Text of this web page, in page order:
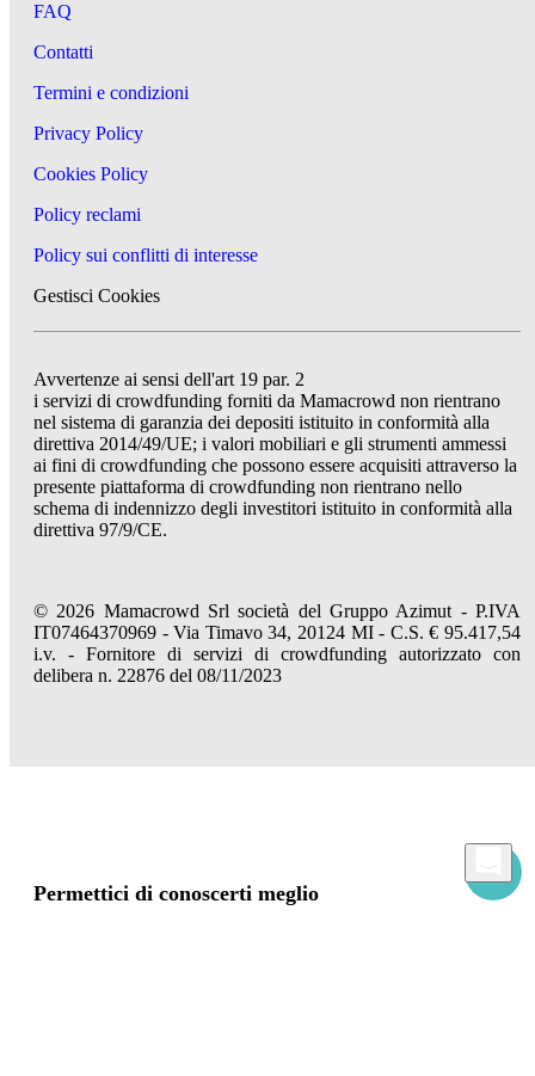
FAQ
Contatti
Termini e condizioni
Privacy Policy
Cookies Policy
Policy reclami
Policy sui conflitti di interesse
Gestisci Cookies
Avvertenze ai sensi dell'art 19 par. 2
i servizi di crowdfunding forniti da Mamacrowd non rientrano
nel sistema di garanzia dei depositi istituito in conformità alla
direttiva 2014/49/UE; i valori mobiliari e gli strumenti ammessi
ai fini di crowdfunding che possono essere acquisiti attraverso la
presente piattaforma di crowdfunding non rientrano nello
schema di indennizzo degli investitori istituito in conformità alla
direttiva 97/9/CE.
© 2026 Mamacrowd Srl società del Gruppo Azimut - P.IVA
IT07464370969 - Via Timavo 34, 20124 MI - C.S. € 95.417,54
i.v. - Fornitore di servizi di crowdfunding autorizzato con
delibera n. 22876 del 08/11/2023
Permettici di conoscerti meglio